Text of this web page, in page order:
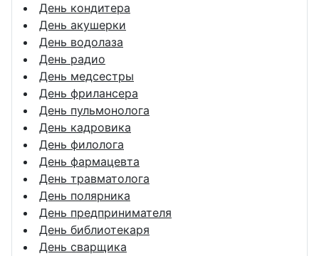
День кондитера
День акушерки
День водолаза
День радио
День медсестры
День фрилансера
День пульмонолога
День кадровика
День филолога
День фармацевта
День травматолога
День полярника
День предпринимателя
День библиотекаря
День сварщика